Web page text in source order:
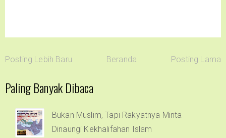
Posting Lebih Baru Beranda Posting Lama
Paling Banyak Dibaca
Bukan Muslim, Tapi Rakyatnya Minta
Dinaungi Kekhalifahan Islam